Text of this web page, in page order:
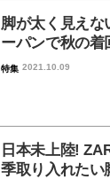
脚が太く見えな
ーパンで秋の着
特集 2021.10.09
日本未上陸!
季取り入れた